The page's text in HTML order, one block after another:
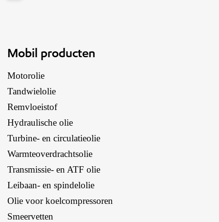
Mobil producten
Motorolie
Tandwielolie
Remvloeistof
Hydraulische olie
Turbine- en circulatieolie
Warmteoverdrachtsolie
Transmissie- en ATF olie
Leibaan- en spindelolie
Olie voor koelcompressoren
Smeervetten